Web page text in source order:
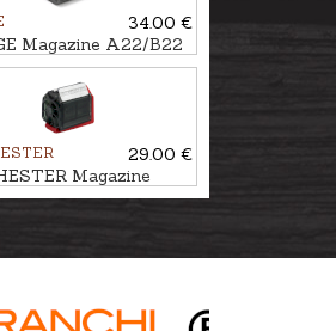
34.00 €
Magazine A22/B22
22WMR, 10 rounds
29.00 €
Magazine
XPERT Cal. .22LR,